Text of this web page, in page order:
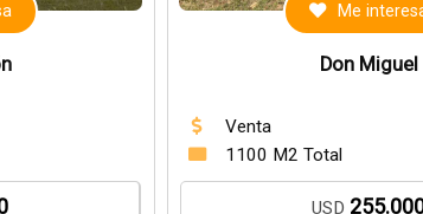
Me
Don Miguel
Venta
1100 M2 Total
USD